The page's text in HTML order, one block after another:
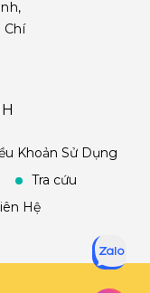
Chí
Khoản Sử Dụng
Tra cứu
Hệ